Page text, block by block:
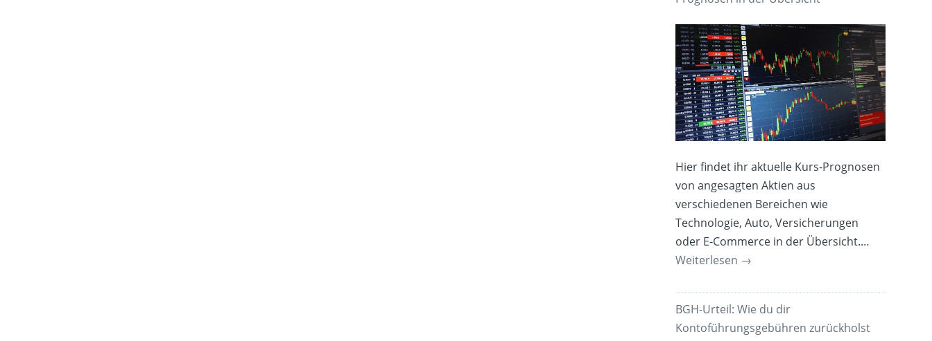
Hier findet ihr aktuelle Kurs-Prognosen
von angesagten Aktien aus
verschiedenen Bereichen wie
Technologie, Auto, Versicherungen
oder E-Commerce in der Übersicht.…
Weiterlesen →
BGH-Urteil: Wie du dir
Kontoführungsgebühren zurückholst